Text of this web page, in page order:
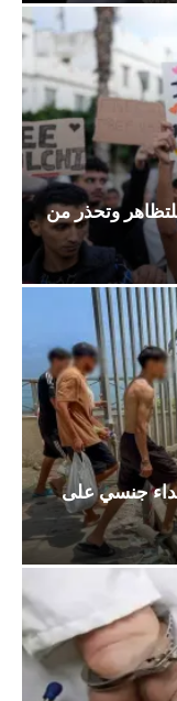
للتظاهر وتحذر من
جنسي على